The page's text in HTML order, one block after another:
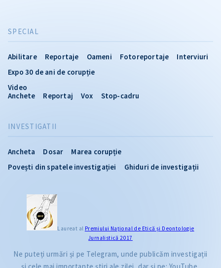
INVESTIGATII
Ancheta Dosar
Marea corupție
Povești din spatele investigației
Ghiduri de investigații
SPECIAL
Abilitare Reportaje Oameni Fotoreportaje
Interviuri
Expo 30 de ani de corupție
Video
Anchete
Reportaj Vox Stop-cadru
Laureat al Premiului Naţional de Etică și Deontologie
Jurnalistică 2017
Ne puteți urmări și pe Telegram, unde publicăm investigații